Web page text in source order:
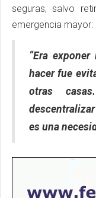
seguras, salvo
emergencia mayor:
“Era
hacer fue
otras
es una